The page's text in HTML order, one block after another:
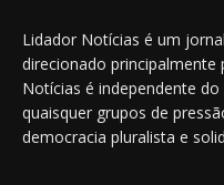
Lidador Notícias é um
direcionado
Notícias é independente
quaisquer grupos de
democracia pluralista e